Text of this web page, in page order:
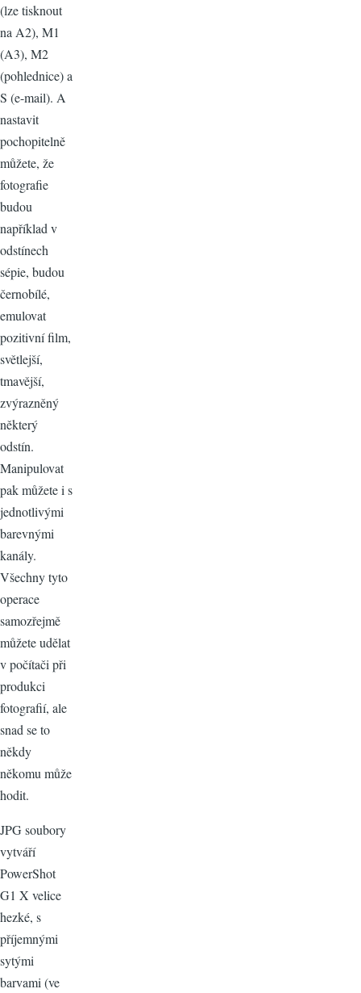
(lze tisknout
na A2), M1
(A3), M2
(pohlednice) a
S (e-mail). A
nastavit
pochopitelně
můžete, že
fotografie
budou
například v
odstínech
sépie, budou
černobílé,
emulovat
pozitivní film,
světlejší,
tmavější,
zvýrazněný
některý
odstín.
Manipulovat
pak můžete i s
jednotlivými
barevnými
kanály.
Všechny tyto
operace
samozřejmě
můžete udělat
v počítači při
produkci
fotografií, ale
snad se to
někdy
někomu může
hodit.
JPG soubory
vytváří
PowerShot
G1 X velice
hezké, s
příjemnými
sytými
barvami (ve